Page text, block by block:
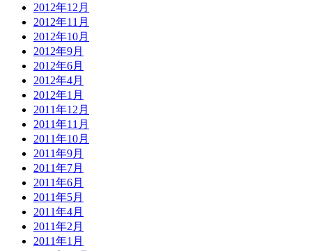
2012年12月
2012年11月
2012年10月
2012年9月
2012年6月
2012年4月
2012年1月
2011年12月
2011年11月
2011年10月
2011年9月
2011年7月
2011年6月
2011年5月
2011年4月
2011年2月
2011年1月